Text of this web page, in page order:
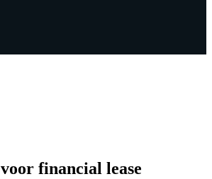
voor financial lease